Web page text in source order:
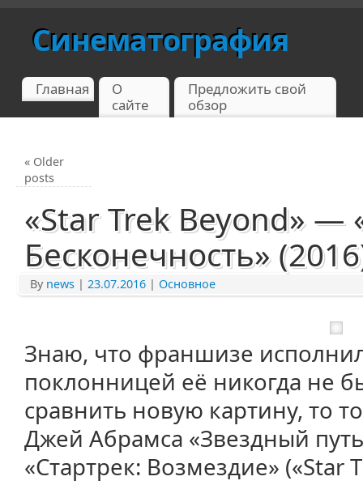
Синематография
Главная
О
сайте
Предложить свой
обзор
« Older
posts
«Star Trek Beyond» —
Бесконечность»
By news | 23.07.2016 | Основное
Знаю, что франшизе
поклонницей её никогда не
сравнить новую картину, то
Джей Абрамса «Звездный
«Стартрек: Возмездие» («Star